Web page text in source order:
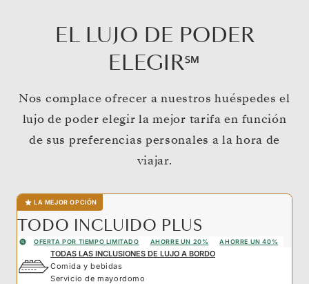
EL LUJO DE PODER
ELEGIR℠
Nos complace ofrecer a nuestros huéspedes el
lujo de poder elegir la mejor tarifa en función
de sus preferencias personales a la hora de
viajar.
LA MEJOR OPCIÓN
TODO INCLUIDO PLUS
OFERTA POR TIEMPO LIMITADO AHORRE UN 20% AHORRE UN 40%
TODAS LAS INCLUSIONES DE LUJO A BORDO
Comida y bebidas
Servicio de mayordomo